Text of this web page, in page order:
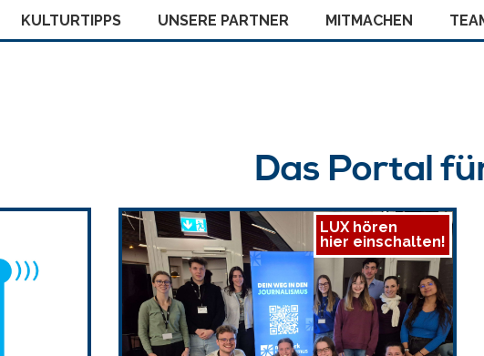
KULTURTIPPS UNSERE PARTNER MITMACHEN
Das Portal
LUX hören
hier einschalten!